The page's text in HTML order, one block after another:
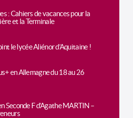
: Cahiers de vacances pour la
et la Terminale
le lycée Aliénor d’Aquitaine !
en Allemagne du 18 au 26
Seconde F d’Agathe MARTIN –